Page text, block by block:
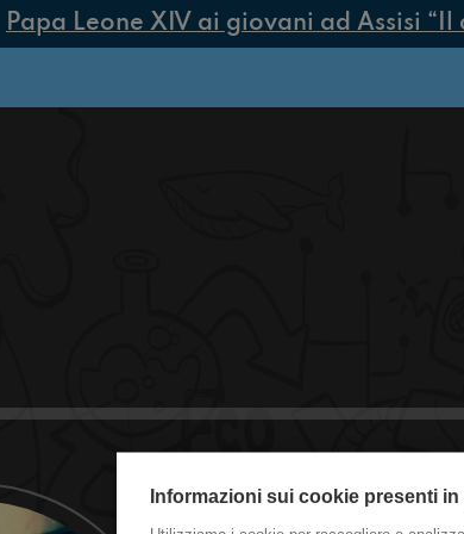
Papa Leone XIV ai giovani ad Assisi
Informazioni sui cookie presenti